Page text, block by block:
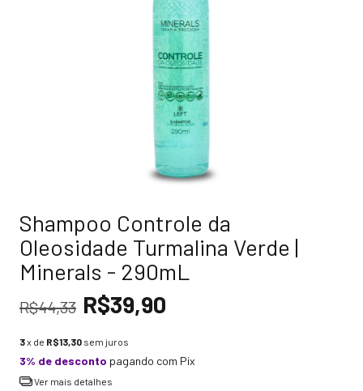
Shampoo Controle da
Oleosidade Turmalina Verde |
Minerals - 290mL
R$44,33 R$39,90
3x de R$13,30 sem juros
3% de desconto pagando com Pix
Ver mais detalhes